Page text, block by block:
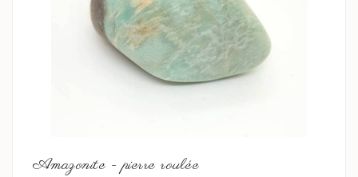
Amazonite - pierre roulée